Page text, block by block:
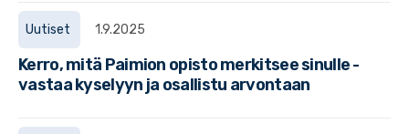
Uutiset 1.9.2025
Kerro, mitä Paimion opisto merkitsee sinulle -
vastaa kyselyyn ja osallistu arvontaan